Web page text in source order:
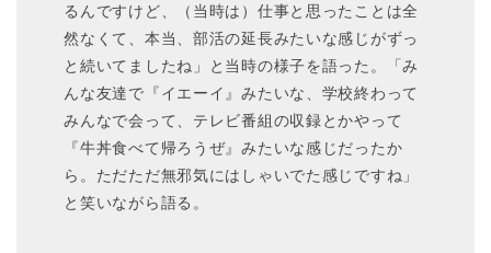
るんですけど、（当時は）仕事と思ったことは全
然なくて、本当、部活の延長みたいな感じがずっ
と続いてましたね」と当時の様子を語った。「み
んな友達で『イエーイ』みたいな、学校終わって
みんなで会って、テレビ番組の収録とかやって
『牛丼食べて帰ろうぜ』みたいな感じだったか
ら。ただただ無邪気にはしゃいでた感じですね」
と笑いながら語る。